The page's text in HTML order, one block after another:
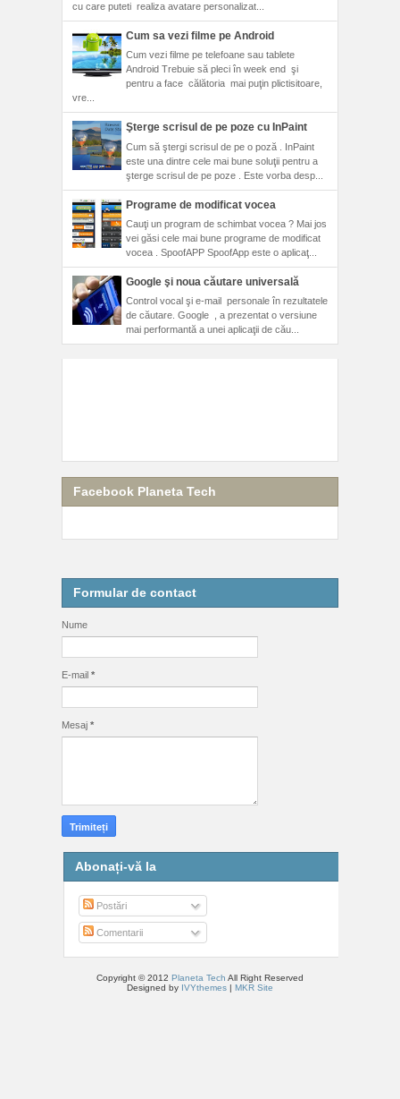
cu care puteti realiza avatare personalizat...
Cum sa vezi filme pe Android
Cum vezi filme pe telefoane sau tablete
Android Trebuie să pleci în week end şi
pentru a face călătoria mai puţin plictisitoare,
vre...
Şterge scrisul de pe poze cu InPaint
Cum să ştergi scrisul de pe o poză . InPaint
este una dintre cele mai bune soluţii pentru a
şterge scrisul de pe poze . Este vorba desp...
Programe de modificat vocea
Cauţi un program de schimbat vocea ? Mai jos
vei găsi cele mai bune programe de modificat
vocea . SpoofAPP SpoofApp este o aplicaţ...
Google şi noua căutare universală
Control vocal şi e-mail personale în rezultatele
de căutare. Google , a prezentat o versiune
mai performantă a unei aplicaţii de cău...
Facebook Planeta Tech
Formular de contact
Nume
E-mail *
Mesaj *
Abonați-vă la
Postări
Comentarii
Copyright © 2012 Planeta Tech All Right Reserved
Designed by IVYthemes | MKR Site